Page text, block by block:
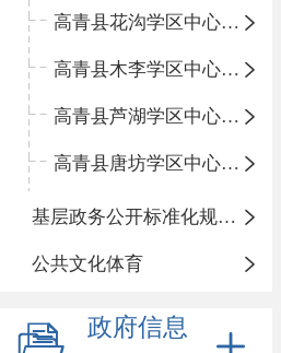
高青县花沟学区中心小学
高青县木李学区中心小学
高青县芦湖学区中心小学
高青县唐坊学区中心小学
基层政务公开标准化规范化
公共文化体育
政府信息